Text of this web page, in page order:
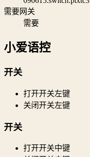
需要网关
需要
小爱语控
开关
打开开关左键
关闭开关左键
开关
打开开关中键